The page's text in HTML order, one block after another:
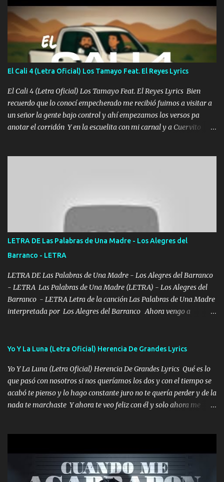
coronamos Se jala los marciales Y sus guitarras ya van sonando
Un gallardo me prendo Para agarrar el vuelo y la mente y
tranquilizando Tomense un buen trago Y así es como empezamos
los versos que voy cantando (Music) A vido alta y bajas La carreta
se atora Pero nunca le aflojamos Ya me han pasado cosas Y
aunque ustedes no sepan Pero la vida es muy corta Hay que
echarle chingazos Y seguir trabajando porque nada es...
El Cali 4 (Letra Oficial) Los Tamayo Feat. El Reyes Lyrics
El Cali 4 (Letra Oficial) Los Tamayo Feat. El Reyes Lyrics Bien
recuerdo que lo conocí empecherado me recibió fuimos a visitar a
un señor la gente bajo control y ahí empezamos los versos pa
anotar el corridón Y en la escuelita con mi carnal y a Cuervito
verde se le extraña pa que sepan Aquí Pura GENTE DE LA RANA 🐸
POR CLAVE ES EL CALI 4 EN LA CIUDAD TIJUANA Música Al
tirante andamos mi carnal atento a cualquier necesidad no porque
se ve limpio el camino nos confiamos al andar y nunca con la
misma piedra me vuelvo a tropezar Cuando ando de enamorado
en corto me tiró a per...
LETRA DE Las Palabras de Una Madre - Los Alegres del
Barranco - LETRA
LETRA DE Las Palabras de Una Madre - Los Alegres del Barranco
- LETRA Las Palabras de Una Madre (LETRA) - Los Alegres del
Barranco - LETRA Letra de la canción Las Palabras de Una Madre
interpretada por Los Alegres del Barranco Ahora vengo a
viento a su hijo y aunque ahora ya este con Dios el destino así lo
seguiré esperando hasta volvernos a vernos El recuerdo que yo
tengo de mi mente no se va, en mi corazón me llevo lo mismo que
tu papá, a veces me pongo triste porque no puedo mirarte, mas se
que tu me escuchas porque tu eres mi gran ángel, El desespero me
Yo Y La Luna (Letra Oficial) Herencia De Grandes Lyrics
Yo Y La Luna (Letra Oficial) Herencia De Grandes Lyrics Qué es lo
que pasó con nosotros si nos queríamos los dos y con el tiempo se
acabó te pienso y lo hago constante juro no te quería perder y de la
nada te marchaste Y ahora te veo feliz con él y solo ahora me
pero eso ya no va a pasar me perderé en la soledad Porque me
mirabas bonito si yo no fui el final feliz el final fue triste pa mí Y
duele no tenerte aquí sabiendo que moría por ti yo y la luna